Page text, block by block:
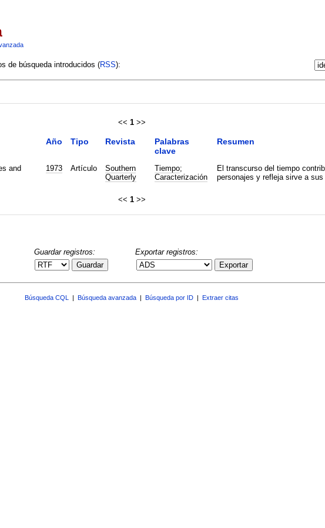
de búsqueda introducidos (RSS):
<< 1 >>
Año Tipo Revista
Palabras
clave
Resumen
and
1973 Artículo
Southern
Quarterly
Tiempo;
Caracterización
El transcurso del tiempo
personajes y refleja sirve a sus
<< 1 >>
Guardar registros:
Guardar
Exportar registros:
Exportar
Búsqueda CQL Búsqueda avanzada Búsqueda por ID Extraer citas